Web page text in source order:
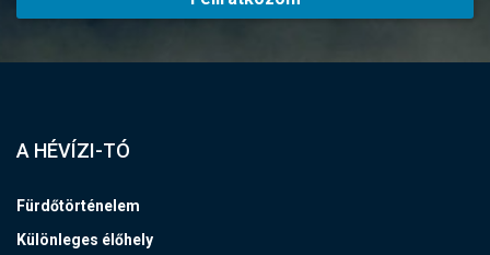
A HÉVÍZI-TÓ
Fürdőtörténelem
Különleges élőhely